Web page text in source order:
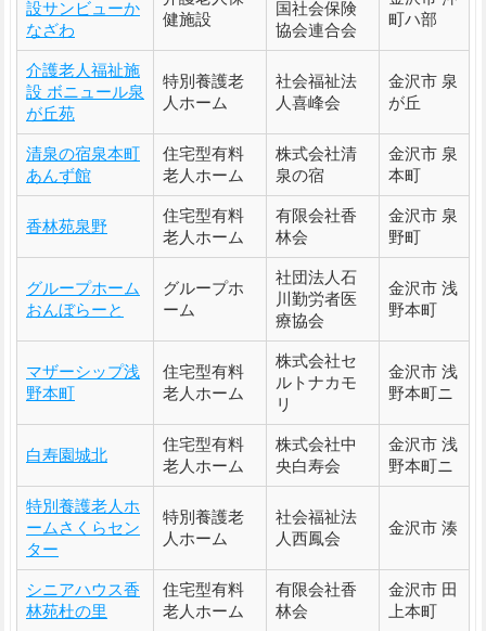
設サンビューか
なざわ
健施設
国社会保険
協会連合会
町ハ部
介護老人福祉施
設 ボニュール泉
が丘苑
特別養護老
人ホーム
社会福祉法
人喜峰会
金沢市 泉
が丘
清泉の宿泉本町
あんず館
住宅型有料
老人ホーム
株式会社清
泉の宿
金沢市 泉
本町
香林苑泉野
住宅型有料
老人ホーム
有限会社香
林会
金沢市 泉
野町
グループホーム
おんぼらーと
グループホ
ーム
社団法人石
川勤労者医
療協会
金沢市 浅
野本町
マザーシップ浅
野本町
住宅型有料
老人ホーム
株式会社セ
ルトナカモ
リ
金沢市 浅
野本町ニ
白寿園城北
住宅型有料
老人ホーム
株式会社中
央白寿会
金沢市 浅
野本町ニ
特別養護老人ホ
ームさくらセン
ター
特別養護老
人ホーム
社会福祉法
人西鳳会
金沢市 湊
シニアハウス香
林苑杜の里
住宅型有料
老人ホーム
有限会社香
林会
金沢市 田
上本町